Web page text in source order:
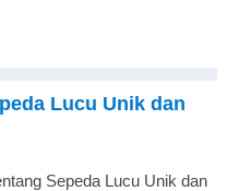
Lucu Unik dan
Sepeda Lucu Unik dan